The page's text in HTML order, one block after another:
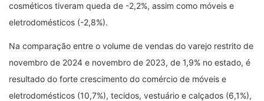
cosméticos tiveram queda de -2,2%, assim como móveis e
eletrodomésticos (-2,8%).
Na comparação entre o volume de vendas do varejo restrito de
novembro de 2024 e novembro de 2023, de 1,9% no estado, é
resultado do forte crescimento do comércio de móveis e
eletrodomésticos (10,7%), tecidos, vestuário e calçados (6,1%),